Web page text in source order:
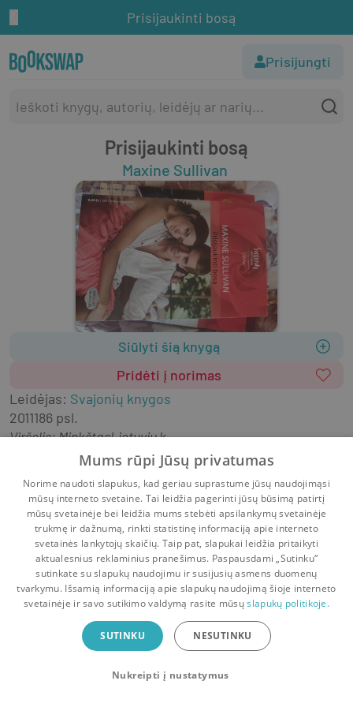
Prisijaukinti bosą
Prisijungti
Prisijaukinti bosą
Maxine Sullivan
Siūlyti šią knygą
Pridėti į norimas
Leidėjas: Svajonių knygos
2011186 psl.
Viršelis:MinkštasLietuvių k.
Pslapčių suskaldyt galinga šeim vėl kartu.
Pradinis Krepšelis Pokalbiai Pranešimai Paskyra
Bookswap programėlė
Mainykis knygomis dar patogiau!
Uždaryti
Mums rūpi Jūsų privatumas
Norime naudoti slapukus, kad geriau suprastume jūsų naudojimąsi
mūsų interneto svetaine. Tai leidžia pagerinti jūsų būsimą patirtį
mūsų svetainėje bei leidžia mums stebėti apsilankymų svetainėje
trukmę ir dažnumą, rinkti statistinę informaciją apie interneto
svetainės lankytojų skaičių. Taip pat, slapukai leidžia pritaikyti
aktualesnius reklaminius pranešimus. Paspausdami „Sutinku“
sutinkate su slapukų naudojimu ir susijusių asmens duomenų
tvarkymu. Išsamią informaciją apie slapukų naudojimą šioje interneto
svetainėje ir savo sutikimo valdymą rasite mūsųslapukų politikoje.
SUTINKU NESUTINKU
Nukreipti į nustatymus